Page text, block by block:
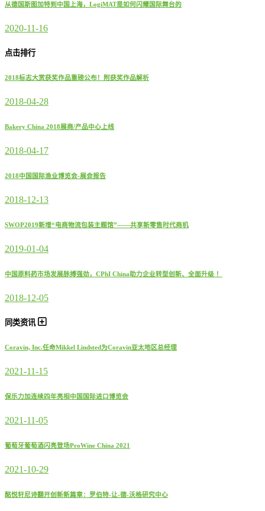
从德国斯图加特到中国上海，LogiMAT是如何闪耀国际舞台的
2020-11-16
点击排行
2018标志大赏获奖作品重磅公布！附获奖作品解析
2018-04-28
Bakery China 2018展商/产品中心上线
2018-04-17
2018中国国际渔业博览会-展会报告
2018-12-13
SWOP2019新增“电商物流包装主题馆”——共享新零售时代商机
2019-01-04
中国原料药市场发展脉搏强劲，CPhI China助力企业转型创新、全面升级 ！
2018-12-05
同类资讯
Coravin, Inc.任命Mikkel Lindsted为Coravin亚太地区总经理
2021-11-15
保乐力加连续四年亮相中国国际进口博览会
2021-11-05
葡萄牙葡萄酒闪亮登场ProWine China 2021
2021-10-29
酩悦轩尼诗翻开创新新篇章：罗伯特-让-德-沃格研究中心